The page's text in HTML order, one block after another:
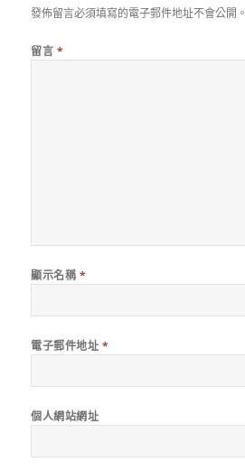
發佈留言必須填寫的電子郵件地址不會公開。
留言 *
顯示名稱 *
電子郵件地址 *
個人網站網址